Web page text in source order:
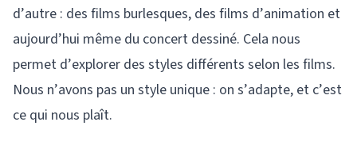
d’autre : des films burlesques, des films d’animation et
aujourd’hui même du concert dessiné. Cela nous
permet d’explorer des styles différents selon les films.
Nous n’avons pas un style unique : on s’adapte, et c’est
ce qui nous plaît.